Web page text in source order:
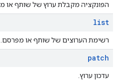
הפונקציה מקבלת ערוץ של שותף או
list
רשימת הערוצים של שותף או מפרסם.
patch
עדכון ערוץ.